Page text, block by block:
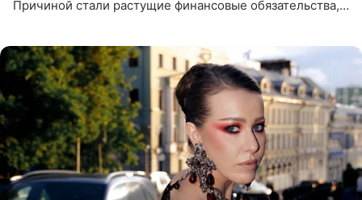
Причиной стали растущие финансовые обязательства,